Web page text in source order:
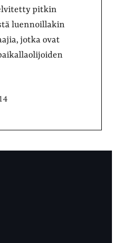
pitkin
luennoillakin
jotka ovat